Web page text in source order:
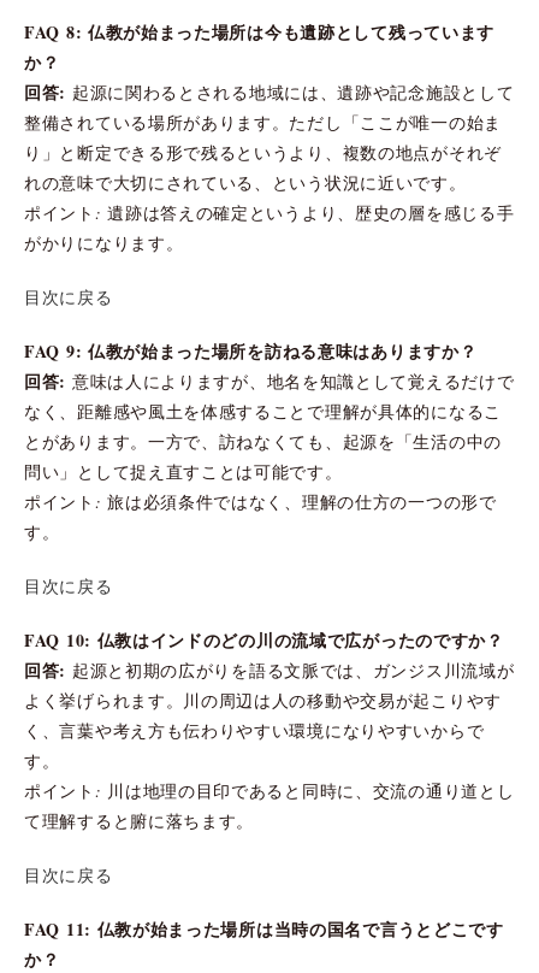
FAQ 8: 仏教が始まった場所は今も遺跡として残っています
か？
回答: 起源に関わるとされる地域には、遺跡や記念施設として
整備されている場所があります。ただし「ここが唯一の始ま
り」と断定できる形で残るというより、複数の地点がそれぞ
れの意味で大切にされている、という状況に近いです。
ポイント: 遺跡は答えの確定というより、歴史の層を感じる手
がかりになります。
目次に戻る
FAQ 9: 仏教が始まった場所を訪ねる意味はありますか？
回答: 意味は人によりますが、地名を知識として覚えるだけで
なく、距離感や風土を体感することで理解が具体的になるこ
とがあります。一方で、訪ねなくても、起源を「生活の中の
問い」として捉え直すことは可能です。
ポイント: 旅は必須条件ではなく、理解の仕方の一つの形で
す。
目次に戻る
FAQ 10: 仏教はインドのどの川の流域で広がったのですか？
回答: 起源と初期の広がりを語る文脈では、ガンジス川流域が
よく挙げられます。川の周辺は人の移動や交易が起こりやす
く、言葉や考え方も伝わりやすい環境になりやすいからで
す。
ポイント: 川は地理の目印であると同時に、交流の通り道とし
て理解すると腑に落ちます。
目次に戻る
FAQ 11: 仏教が始まった場所は当時の国名で言うとどこです
か？